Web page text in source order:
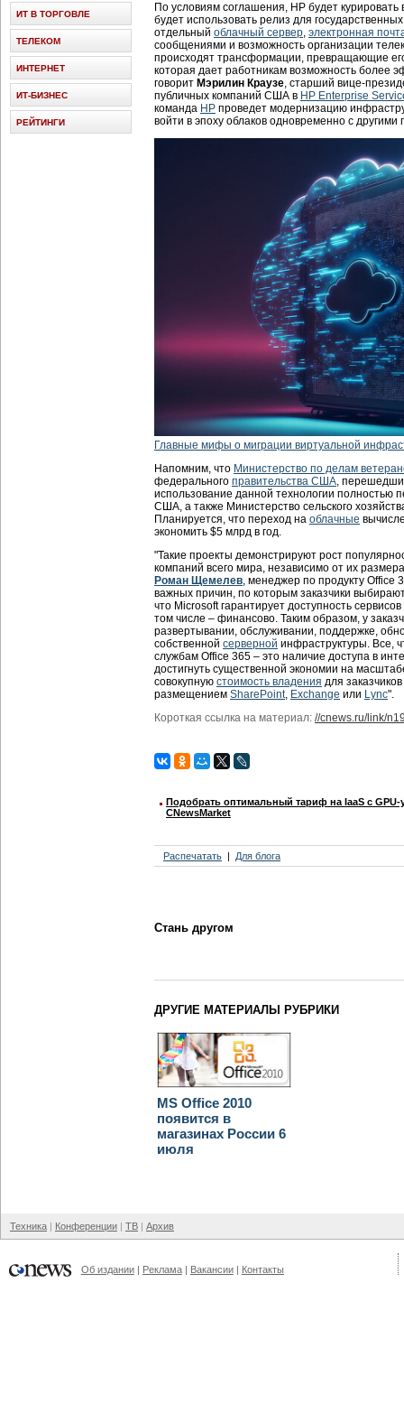
По условиям соглашения, HP будет
будет использовать релиз для
отдельный облачный сервер, электронная
сообщениями и возможность организации
происходят трансформации, превращающие
которая дает работникам возможность более
говорит Мэрилин Краузе, старший вице-
публичных компаний США в HP Enterprise
команда HP проведет модернизацию
войти в эпоху облаков одновременно с другими
Главные мифы о миграции виртуальной
Напомним, что Министерство по делам
федерального правительства США,
использование данной технологии
США, а также Министерство сельского
Планируется, что переход на облачные
экономить $5 млрд в год.
"Такие проекты демонстрируют рост
компаний всего мира, независимо от их
Роман Щемелев, менеджер по продукту Office
важных причин, по которым заказчики
что Microsoft гарантирует доступность
том числе – финансово. Таким образом, у
развертывании, обслуживании, поддержке,
собственной серверной инфраструктуры. Все,
службам Office 365 – это наличие доступа в
достигнуть существенной экономии на
совокупную стоимость владения для
размещением SharePoint, Exchange или Lync".
Короткая ссылка на материал: //cnews.ru/link/
Подобрать оптимальный тариф на IaaS с
CNewsMarket
Распечатать Для блога
Стань другом
ДРУГИЕ МАТЕРИАЛЫ РУБРИКИ
MS Office 2010
появится в
магазинах России 6
июля
ИТ В ТОРГОВЛЕ
ТЕЛЕКОМ
ИНТЕРНЕТ
ИТ-БИЗНЕС
РЕЙТИНГИ
Техника Конференции ТВ Архив
Об издании Реклама Вакансии Контакты